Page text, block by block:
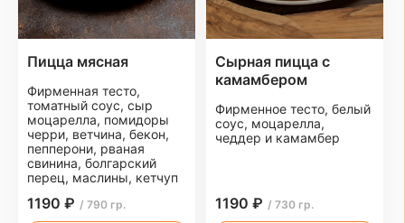
Пицца мясная
Фирменная тесто,
томатный соус, сыр
моцарелла, помидоры
черри, ветчина, бекон,
пепперони, рваная
свинина, болгарский
перец, маслины, кетчуп
1190 ₽ / 790 гр.
Сырная пицца с
камамбером
Фирменное тесто, белый
соус, моцарелла,
чеддер и камамбер
1190 ₽ / 730 гр.